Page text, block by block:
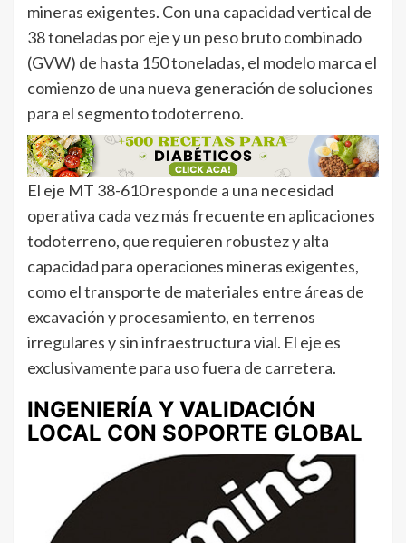
mineras exigentes. Con una capacidad vertical de
38 toneladas por eje y un peso bruto combinado
(GVW) de hasta 150 toneladas, el modelo marca el
comienzo de una nueva generación de soluciones
para el segmento todoterreno.
El eje MT 38-610 responde a una necesidad
operativa cada vez más frecuente en aplicaciones
todoterreno, que requieren robustez y alta
capacidad para operaciones mineras exigentes,
como el transporte de materiales entre áreas de
excavación y procesamiento, en terrenos
irregulares y sin infraestructura vial. El eje es
exclusivamente para uso fuera de carretera.
INGENIERÍA Y VALIDACIÓN
LOCAL CON SOPORTE GLOBAL